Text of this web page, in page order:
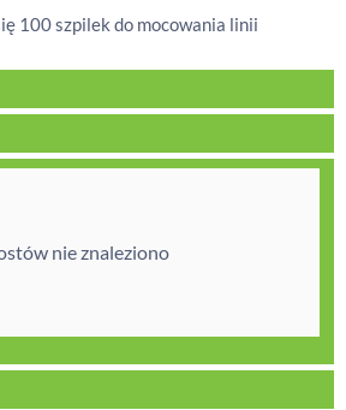
100 szpilek do mocowania linii
nie znaleziono